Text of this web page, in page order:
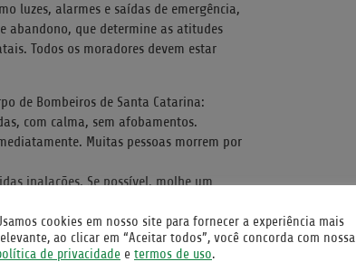
luzes, alarmes e saídas de emergência,
abandono, que determine as atitudes
Todos os moradores devem estar
de Bombeiros de Santa Catarina:
com calma, sem afobamentos.
Muitas pessoas morrem por
inalações. Se possível, molhe um
saída, pois o ar é sempre melhor junto
o corte de energia para os
retardará a propagação do fogo.
cookies em nosso site para fornecer a experiência mais
ao clicar em “Aceitar todos”, você concorda com nossa
de privacidade e termos de uso.